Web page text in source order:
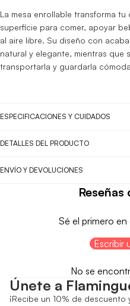
La mesa enrollable transforma tu
superficie para comer, apoyar
al aire libre. Su diseño con
natural y elegante, mientras que
transportarla y guardarla
ESPECIFICACIONES Y CUIDADOS
DETALLES DEL PRODUCTO
ENVÍO Y DEVOLUCIONES
Sé el primero en
Escribir
No se
Únete a
¡Recibe un 10% de